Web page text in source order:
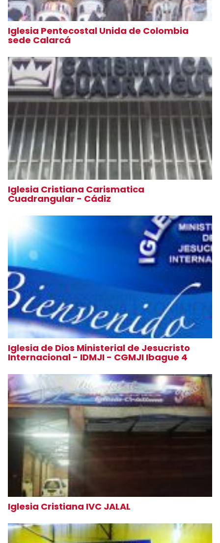
Iglesia Pentecostal Unida de Colombia
sede Calarcá
Iglesia Cristiana Carismatica
Cuadrangular - Cádiz
Iglesia de Dios Ministerial de Jesucristo
Internacional - IDMJI - CGMJI Ibague 4
Iglesia Cristiana IVC JALAL